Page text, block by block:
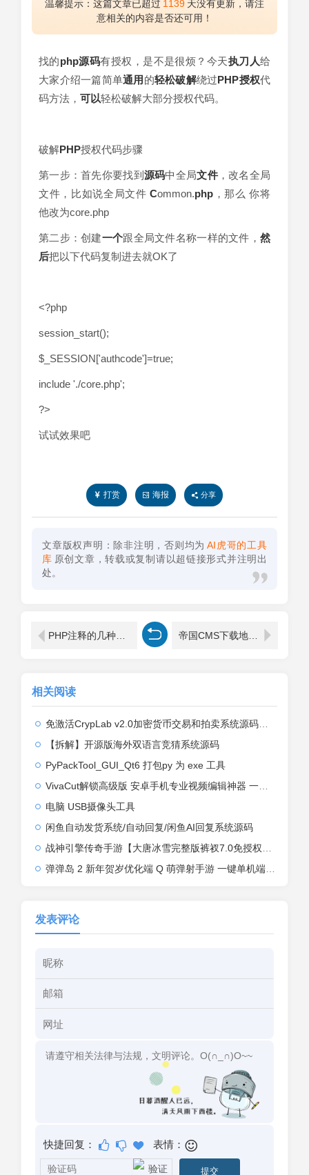
温馨提示：这篇文章已超过 1139 天没有更新，请注
意相关的内容是否还可用！
找的php源码有授权，是不是很烦？今天执刀人给
大家介绍一篇简单通用 的轻松破解绕过PHP授权代
码方法， 可以轻松破解大部分授权代码。
破解PHP授权代码步骤
第一步：首先你要找到 源码中全局文件，改名全局
文件，比如说全局文件Common.php ，那么 你将
他改为core.php
第二步：创建一个跟全局文件名称一样的文件，然
后把以下代码复制进去就OK了
<?php
session_start();
$_SESSION['authcode']=true;
include './core.php';
?>
试试效果吧
打赏 海报 分享
文章版权声明：除非注明，否则均为 AI虎哥的工具
库 原创文章，转载或复制请以超链接形式并注明出
处。
PHP注释的几种方法，你知道吗？ 帝国CMS下载地址不用弹窗修改方式
相关阅读
免激活CrypLab v2.0加密货币交易和拍卖系统源码，前台新增中文后台全部汉化
【拆解】开源版海外双语言竞猜系统源码
PyPackTool_GUI_Qt6 打包py 为 exe 工具
VivaCut解锁高级版 安卓手机专业视频编辑神器 一键式AI加持
电脑 USB摄像头工具
闲鱼自动发货系统/自动回复/闲鱼AI回复系统源码
战神引擎传奇手游【大唐冰雪完整版裤衩7.0免授权】2026整理特色服务端+寒冬之城+万象古城+天威大陆+大唐盛世【站长亲测】
弹弹岛 2 新年贺岁优化端 Q 萌弹射手游 一键单机端 + Linux 手工端 + GM 后台 + 安卓 iOS 双端带教程
发表评论
快捷回复： 表情：